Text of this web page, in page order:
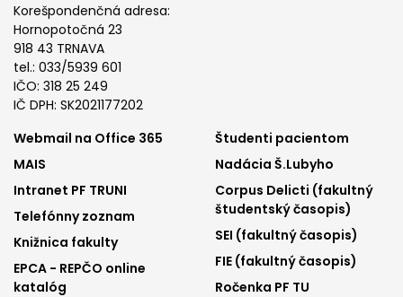
Korešpondenčná adresa:
Hornopotočná 23
918 43 TRNAVA
tel.: 033/5939 601
IČO: 318 25 249
IČ DPH: SK2021177202
Footer
menu
1
Webmail na Office 365
MAIS
Intranet PF TRUNI
Telefónny zoznam
Knižnica fakulty
EPCA - REPČO online
katalóg
Footer
menu
2
Študenti pacientom
Nadácia Š.Lubyho
Corpus Delicti (fakultný
študentský časopis)
SEI (fakultný časopis)
FIE (fakultný časopis)
Ročenka PF TU